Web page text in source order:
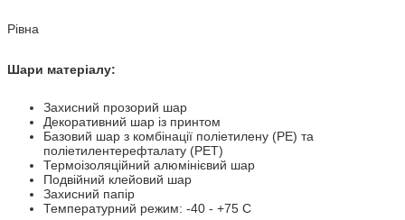
Рівна
Шари матеріалу:
Захисний прозорий шар
Декоративний шар із принтом
Базовий шар з комбінації поліетилену (PE) та
поліетилентерефталату (PET)
Термоізоляційний алюмінієвий шар
Подвійний клейовий шар
Захисний папір
Температурний режим: -40 - +75 С